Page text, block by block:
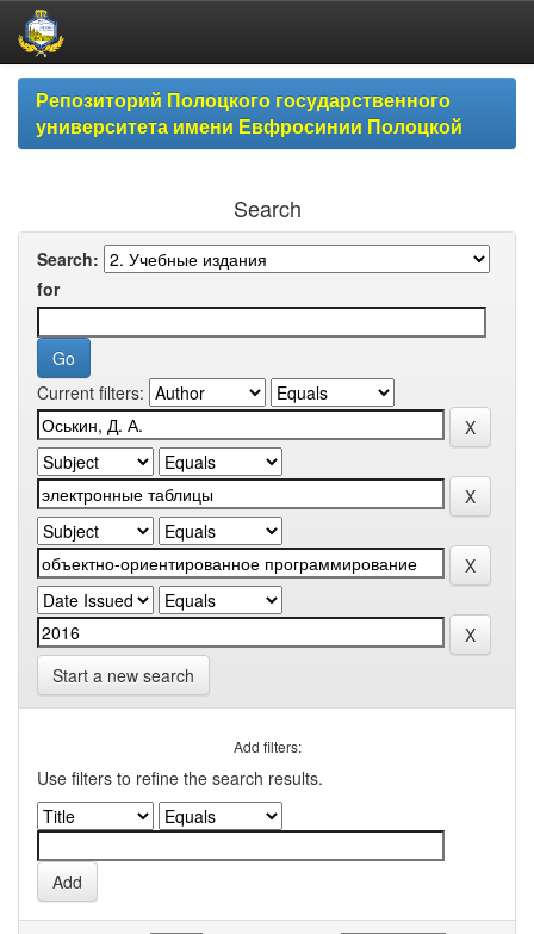
Skip
navigationРепозиторий Полоцкого государственного
университета имени Евфросинии Полоцкой
Search
Search:
for
Current filters:
Start a new search
Add filters:
Use filters to refine the search results.